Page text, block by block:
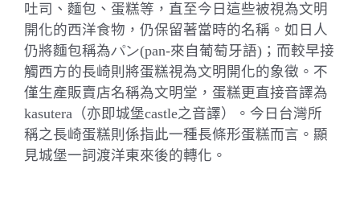
吐司、麵包、蛋糕等，直至今日這些被視為文明
開化的西洋食物，仍保留著當時的名稱。如日人
仍將麵包稱為パン(pan-來自葡萄牙語) ；而較早接
觸西方的長崎則將蛋糕視為文明開化的象徵。不
僅生產販賣店名稱為文明堂，蛋糕更直接音譯為
kasutera （亦即城堡castle之音譯）。今日台灣所
稱之長崎蛋糕則係指此一種長條形蛋糕而言。顯
見城堡一詞渡洋東來後的轉化。